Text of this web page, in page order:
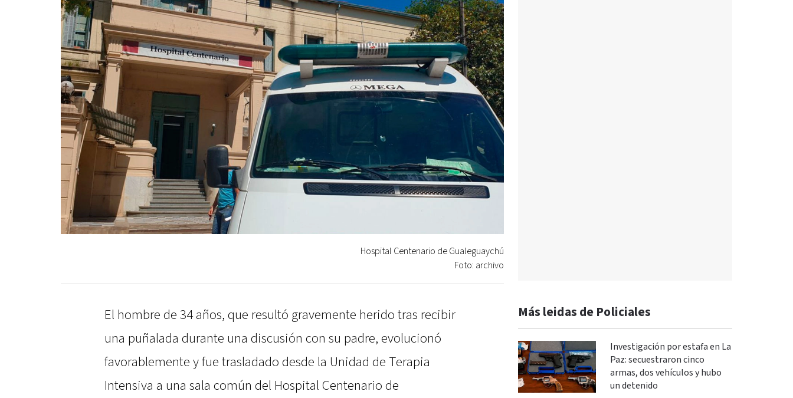
Hospital Centenario de Gualeguaychú
Foto: archivo
El hombre de 34 años, que resultó gravemente herido tras recibir
una puñalada durante una discusión con su padre, evolucionó
favorablemente y fue trasladado desde la Unidad de Terapia
Intensiva a una sala común del Hospital Centenario de
Más leidas de Policiales
Investigación por estafa en La
Paz: secuestraron cinco
armas, dos vehículos y hubo
un detenido